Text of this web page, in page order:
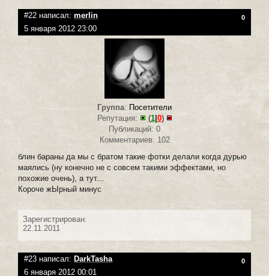
#22 написал: merlin 0
5 января 2012 23:00
Группа: Посетители
Репутация:
(1| 0)
Публикаций: 0
Комментариев: 102
блин бараны да мы с братом такие фотки делали когда дурью
маялись (ну конечно не с совсем такими эффектами, но
похожие очень), а тут...
Короче жЫрный минус
Зарегистрирован:
22.11.2011
#23 написал: DarkTasha 0
6 января 2012 00:01